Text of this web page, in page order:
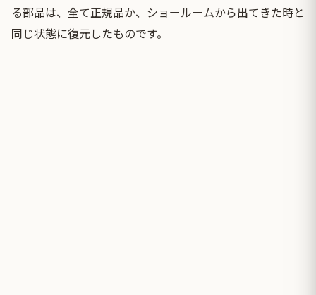
る部品は、全て正規品か、ショールームから出てきた時と
同じ状態に復元したものです。